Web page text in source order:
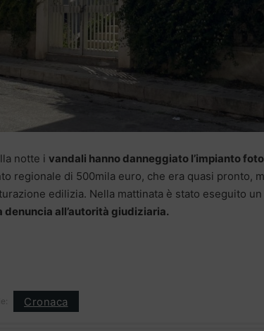
notte i vandali hanno danneggiato l’impianto
regionale di 500mila euro, che era quasi pronto,
edilizia. Nella mattinata è stato eseguito un
denuncia all’autorità giudiziaria.
Cronaca